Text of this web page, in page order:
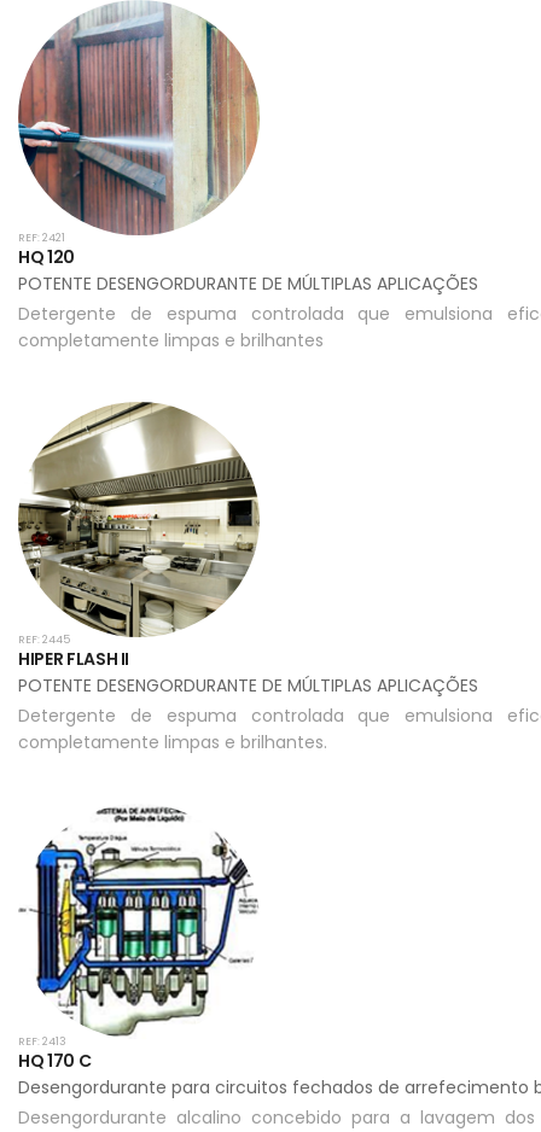
REF: 2421
HQ 120
POTENTE DESENGORDURANTE DE MÚLTIPLAS APLICAÇÕES
Detergente de espuma controlada que emulsiona
completamente limpas e brilhantes
REF: 2445
HIPER FLASH II
POTENTE DESENGORDURANTE DE MÚLTIPLAS APLICAÇÕES
Detergente de espuma controlada que emulsiona
completamente limpas e brilhantes.
REF: 2413
HQ 170 C
Desengordurante para circuitos fechados de arrefecimento
Desengordurante alcalino concebido para a lavagem